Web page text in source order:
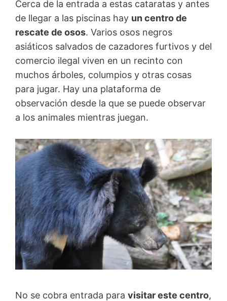
Cerca de la entrada a estas cataratas y antes
de llegar a las piscinas hay un centro de
rescate de osos. Varios osos negros
asiáticos salvados de cazadores furtivos y del
comercio ilegal viven en un recinto con
muchos árboles, columpios y otras cosas
para jugar. Hay una plataforma de
observación desde la que se puede observar
a los animales mientras juegan.
No se cobra entrada para visitar este centro,